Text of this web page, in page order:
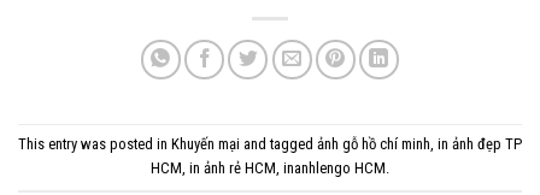
This entry was posted in Khuyến mại and tagged ảnh gỗ hồ chí minh, in ảnh đẹp TP
HCM, in ảnh rẻ HCM, inanhlengo HCM.